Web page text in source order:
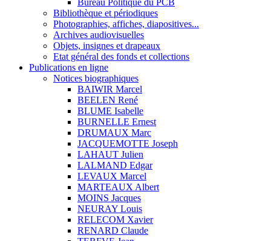
Bureau Politique du PCB
Bibliothèque et périodiques
Photographies, affiches, diapositives...
Archives audiovisuelles
Objets, insignes et drapeaux
Etat général des fonds et collections
Publications en ligne
Notices biographiques
BAIWIR Marcel
BEELEN René
BLUME Isabelle
BURNELLE Ernest
DRUMAUX Marc
JACQUEMOTTE Joseph
LAHAUT Julien
LALMAND Edgar
LEVAUX Marcel
MARTEAUX Albert
MOINS Jacques
NEURAY Louis
RELECOM Xavier
RENARD Claude